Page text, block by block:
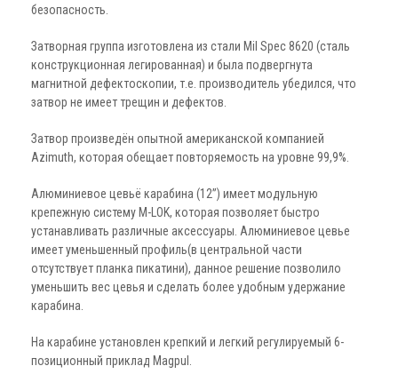
безопасность.
Затворная группа изготовлена из стали Mil Spec 8620 (сталь
конструкционная легированная) и была подвергнута
магнитной дефектоскопии, т.е. производитель убедился, что
затвор не имеет трещин и дефектов.
Затвор произведён опытной американской компанией
Azimuth, которая обещает повторяемость на уровне 99,9%.
Алюминиевое цевьё карабина (12”) имеет модульную
крепежную систему M-LOK, которая позволяет быстро
устанавливать различные аксессуары. Алюминиевое цевье
имеет уменьшенный профиль(в центральной части
отсутствует планка пикатини), данное решение позволило
уменьшить вес цевья и сделать более удобным удержание
карабина.
На карабине установлен крепкий и легкий регулируемый 6-
позиционный приклад Magpul.